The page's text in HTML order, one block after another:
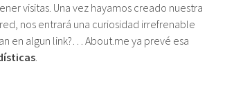
visitas. Una vez hayamos creado nuestra
nos entrará una curiosidad irrefrenable
en algun link?… About.me ya prevé esa
.